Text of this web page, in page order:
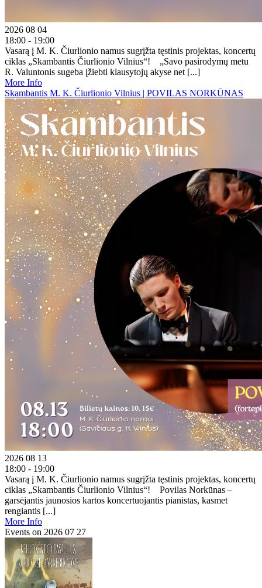
2026 08 04
18:00 - 19:00
Vasarą į M. K. Čiurlionio namus sugrįžta tęstinis projektas, koncertų
ciklas „Skambantis Čiurlionio Vilnius“! „Savo pasirodymų metu
R. Valuntonis sugeba įžiebti klausytojų akyse net [...]
More Info
Skambantis M. K. Čiurlionio Vilnius | POVILAS NORKŪNAS
2026 08 13
18:00 - 19:00
Vasarą į M. K. Čiurlionio namus sugrįžta tęstinis projektas, koncertų
ciklas „Skambantis Čiurlionio Vilnius“! Povilas Norkūnas –
garsėjantis jaunosios kartos koncertuojantis pianistas, kasmet
rengiantis [...]
More Info
Events on 2026 07 27